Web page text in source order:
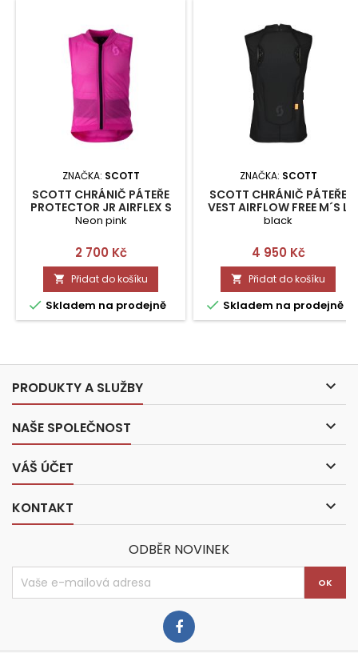
ZNAČKA: SCOTT
SCOTT CHRÁNIČ PÁTEŘE
PROTECTOR JR AIRFLEX S
Neon pink
Cena
2 700 Kč
 Přidat do košíku
 Skladem na prodejně
ZNAČKA: SCOTT
SCOTT CHRÁNIČ PÁTEŘE
VEST AIRFLOW FREE M´S L
black
Cena
4 950 Kč
 Přidat do košíku
 Skladem na prodejně
PRODUKTY A SLUŽBY 
NAŠE SPOLEČNOST 
VÁŠ ÚČET 
KONTAKT 
ODBĚR NOVINEK